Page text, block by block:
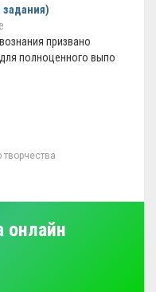
призвано
полноценного выпо
онлайн